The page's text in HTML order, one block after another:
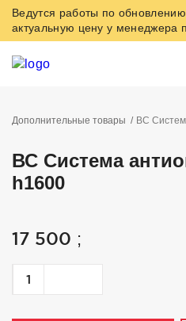
Ведутся работы по
актуальную цену у менеджера
Дополнительные товары ВС
ВС Система
h1600
17 500 ;